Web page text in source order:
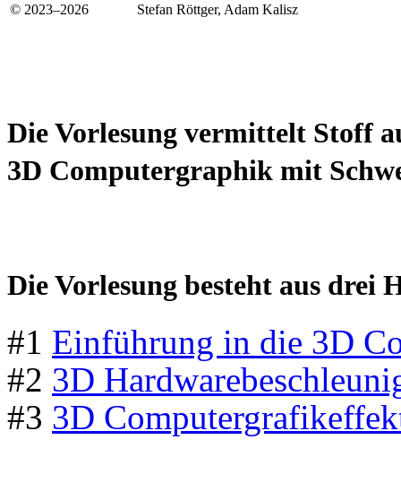
© 2023–2026
Stefan Röttger, Adam Kalisz
Die Vorlesung vermittelt Stoff
3D Computergraphik mit
Die Vorlesung besteht aus drei
#1 Einführung in die 3D
#2 3D
#3 3D